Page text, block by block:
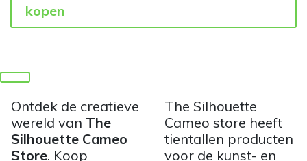
kopen
Ontdek de creatieve
wereld van The
Silhouette Cameo
Store. Koop
The Silhouette
Cameo store heeft
tientallen producten
voor de kunst- en